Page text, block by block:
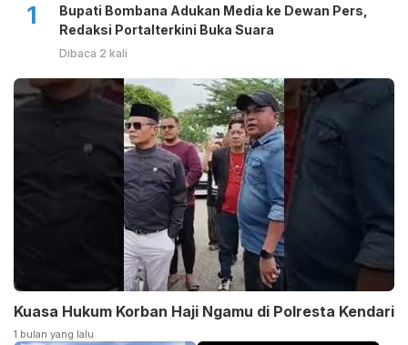
1
Bupati Bombana Adukan Media ke Dewan Pers,
Redaksi Portalterkini Buka Suara
Dibaca 2 kali
Kuasa Hukum Korban Haji Ngamu di Polresta Kendari
1 bulan yang lalu